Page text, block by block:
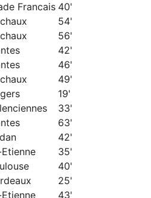
Francais 40'
54'
56'
42'
46'
49'
19'
33'
63'
42'
35'
40'
25'
43'